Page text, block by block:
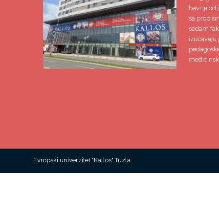
bavi je od
sa
sedam
izučavaju
Evropski univerzitet "Kallos" Tuzla